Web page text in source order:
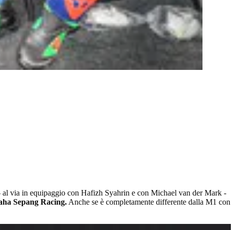
via in equipaggio con Hafizh Syahrin e con Michael van der Mark -
Sepang Racing. Anche se è completamente differente dalla M1 con